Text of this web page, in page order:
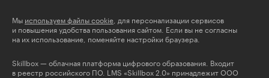
Мы используем файлы cookie , для персонализации сервисов
и повышения удобства пользования сайтом. Если вы не согласны
на их использование, поменяйте настройки браузера.
Skillbox — облачная платформа цифрового образования. Входит
в реестр российского ПО. LMS «Skillbox 2.0» принадлежит ООО